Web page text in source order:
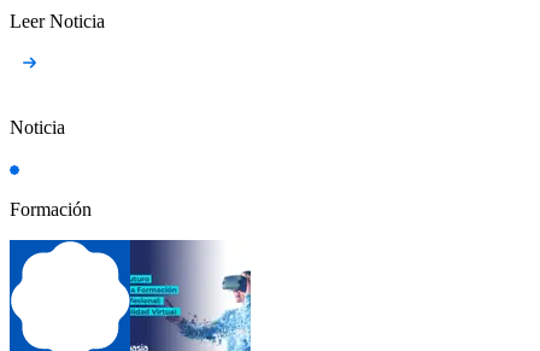
Leer Noticia
Noticia
Formación